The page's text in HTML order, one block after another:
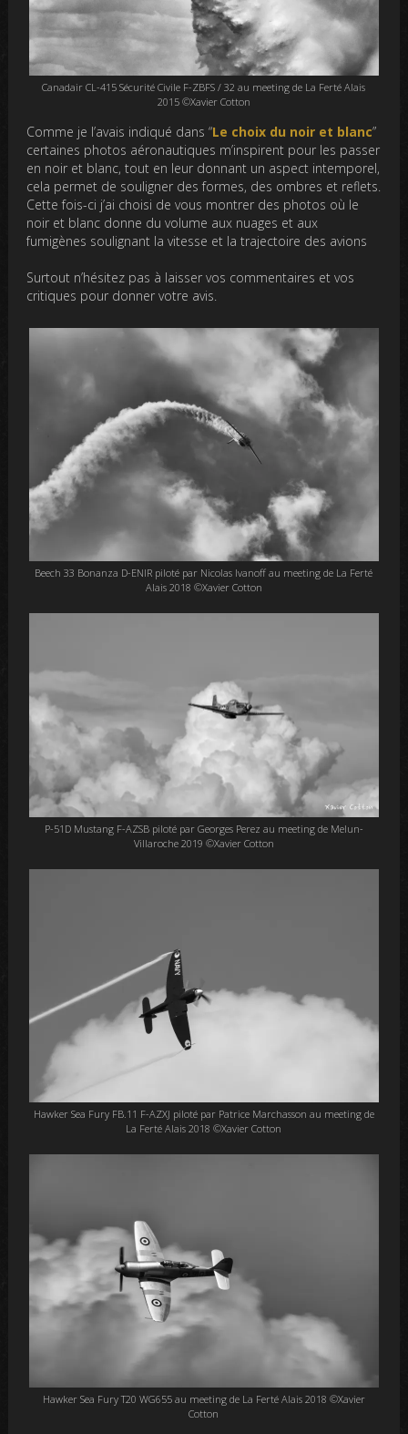
Canadair CL-415 Sécurité Civile F-ZBFS / 32 au meeting de La Ferté Alais
2015 ©Xavier Cotton
Comme je l’avais indiqué dans “Le choix du noir et blanc”
certaines photos aéronautiques m’inspirent pour les passer
en noir et blanc, tout en leur donnant un aspect intemporel,
cela permet de souligner des formes, des ombres et reflets.
Cette fois-ci j’ai choisi de vous montrer des photos où le
noir et blanc donne du volume aux nuages et aux
fumigènes soulignant la vitesse et la trajectoire des avions
Surtout n’hésitez pas à laisser vos commentaires et vos
critiques pour donner votre avis.
Beech 33 Bonanza D-ENIR piloté par Nicolas Ivanoff au meeting de La Ferté
Alais 2018 ©Xavier Cotton
P-51D Mustang F-AZSB piloté par Georges Perez au meeting de Melun-
Villaroche 2019 ©Xavier Cotton
Hawker Sea Fury FB.11 F-AZXJ piloté par Patrice Marchasson au meeting de
La Ferté Alais 2018 ©Xavier Cotton
Hawker Sea Fury T20 WG655 au meeting de La Ferté Alais 2018 ©Xavier
Cotton